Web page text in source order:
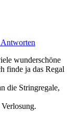
wunderschöne
finde ja das Regal
die Stringregale,